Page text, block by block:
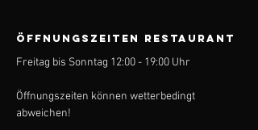
ÖFFNUNGSZEITEN Restaurant
Freitag bis Sonntag 12:00 - 19:00 Uhr
Öffnungszeiten können wetterbedingt
abweichen!